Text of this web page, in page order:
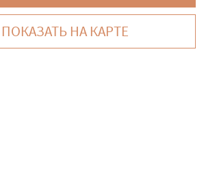
ЗАСТРОЙЩИКАМ
ПОКАЗАТЬ НА КАРТЕ